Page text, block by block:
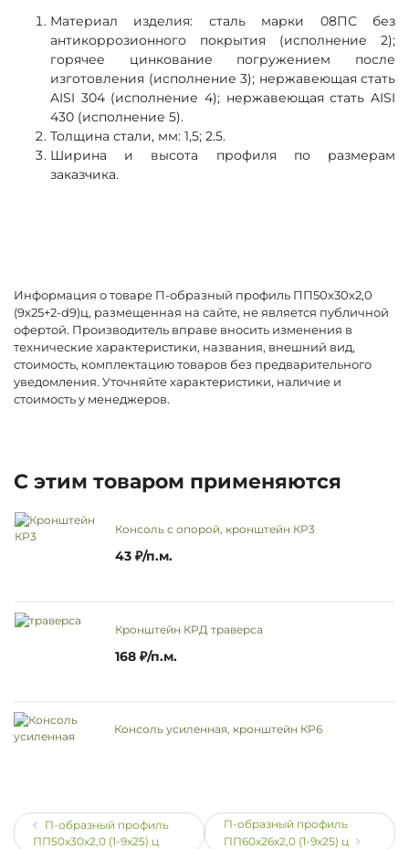
Материал изделия: сталь марки 08ПС без
антикоррозионного покрытия (исполнение 2);
горячее цинкование погружением после
изготовления (исполнение 3); нержавеющая стать
AISI 304 (исполнение 4); нержавеющая стать AISI
430 (исполнение 5).
Толщина стали, мм: 1,5; 2.5.
Ширина и высота профиля по размерам
заказчика.
Информация о товаре П-образный профиль ПП50х30х2,0
(9х25+2-d9)ц, размещенная на сайте, не является публичной
офертой. Производитель вправе вносить изменения в
технические характеристики, названия, внешний вид,
стоимость, комплектацию товаров без предварительного
уведомления. Уточняйте характеристики, наличие и
стоимость у менеджеров.
С этим товаром применяются
Консоль с опорой, кронштейн КР3
43 ₽/п.м.
Кронштейн КРД траверса
168 ₽/п.м.
Консоль усиленная, кронштейн КР6
П-образный профиль
ПП50х30х2,0 (1-9х25) ц
П-образный профиль
ПП60х26х2,0 (1-9х25) ц